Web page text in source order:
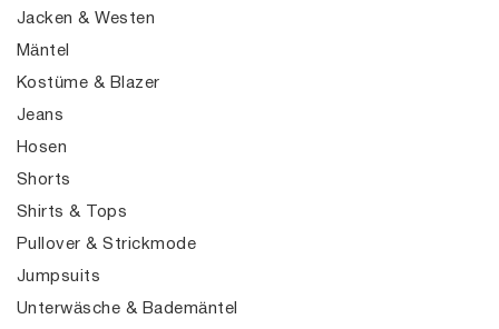
Jacken & Westen
Mäntel
Kostüme & Blazer
Jeans
Hosen
Shorts
Shirts & Tops
Pullover & Strickmode
Jumpsuits
Unterwäsche & Bademäntel